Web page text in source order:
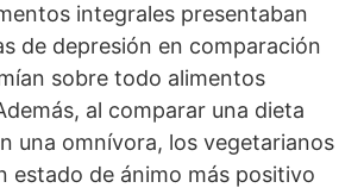
integrales presentaban
de depresión en comparación
sobre todo alimentos
al comparar una dieta
una omnívora, los vegetarianos
estado de ánimo más positivo